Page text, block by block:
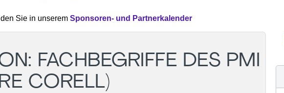
Sie in unserem Sponsoren- und Partnerkalender
FACHBEGRIFFE DES PMI
CORELL)